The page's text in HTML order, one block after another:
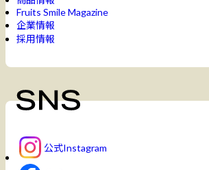
Fruits Smile Magazine
企業情報
採用情報
公式Instagram